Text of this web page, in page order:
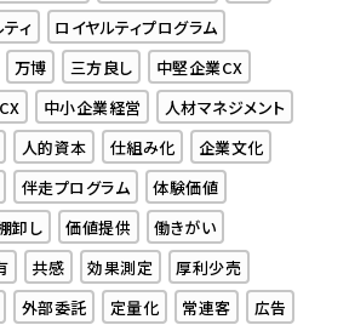
ィ
ロイヤルティプログラム
万博 三方良し
中堅企業CX
中小企業経営
人材マネジメント
人的資本 仕組み化
企業文化
伴走プログラム
体験価値
卸し 価値提供
働きがい
共感 効果測定
厚利少売
外部委託 定量化 常連客
広告